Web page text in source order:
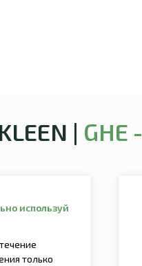
| GHE -
используй
только